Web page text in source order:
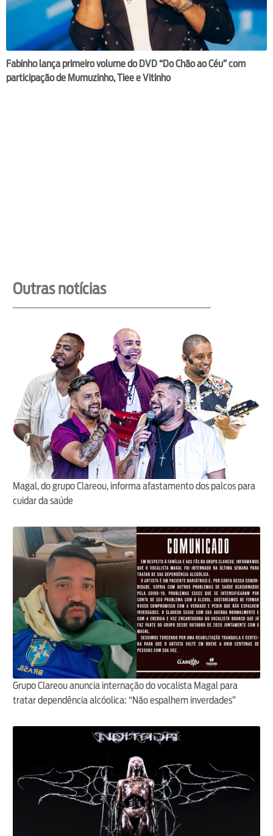
Fabinho lança primeiro volume do DVD “Do Chão ao Céu” com
participação de Mumuzinho, Tiee e Vitinho
Outras notícias
Magal, do grupo Clareou, informa afastamento dos palcos para
cuidar da saúde
Grupo Clareou anuncia internação do vocalista Magal para
tratar dependência alcóolica: “Não espalhem inverdades”